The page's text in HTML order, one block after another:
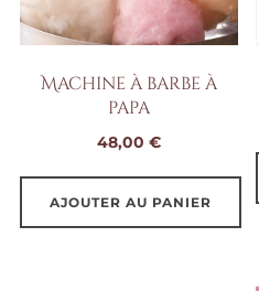
Machine à barbe à
papa
48,00 €
AJOUTER AU PANIER